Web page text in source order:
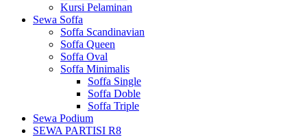
Kursi Pelaminan
Sewa Soffa
Soffa Scandinavian
Soffa Queen
Soffa Oval
Soffa Minimalis
Soffa Single
Soffa Doble
Soffa Triple
Sewa Podium
SEWA PARTISI R8